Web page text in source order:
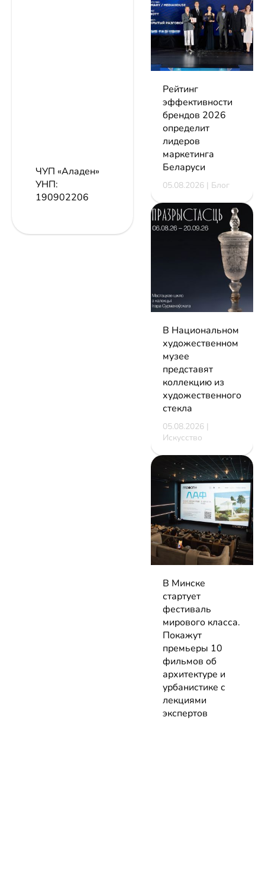
ЧУП «Аладен»
УНП:
190902206
Рейтинг
эффективности
брендов 2026
определит
лидеров
маркетинга
Беларуси
05.08.2026 | Блог
В Национальном
художественном
музее
представят
коллекцию из
художественного
стекла
05.08.2026 |
Искусство
В Минске
стартует
фестиваль
мирового класса.
Покажут
премьеры 10
фильмов об
архитектуре и
урбанистике с
лекциями
экспертов